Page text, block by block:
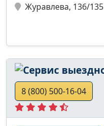
Журавлева, 136/135
8 (800) 500-16-04